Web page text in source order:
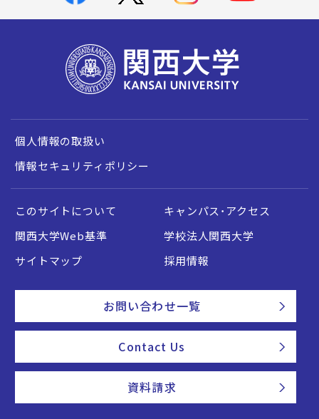
個人情報の取扱い
情報セキュリティポリシー
このサイトについて
キャンパス・アクセス
関西大学Web基準
学校法人関西大学
サイトマップ
採用情報
お問い合わせ一覧
Contact Us
資料請求